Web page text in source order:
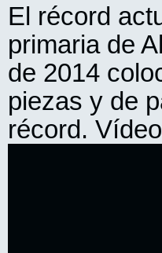
El récord
primaria de
de 2014
piezas y de
récord.